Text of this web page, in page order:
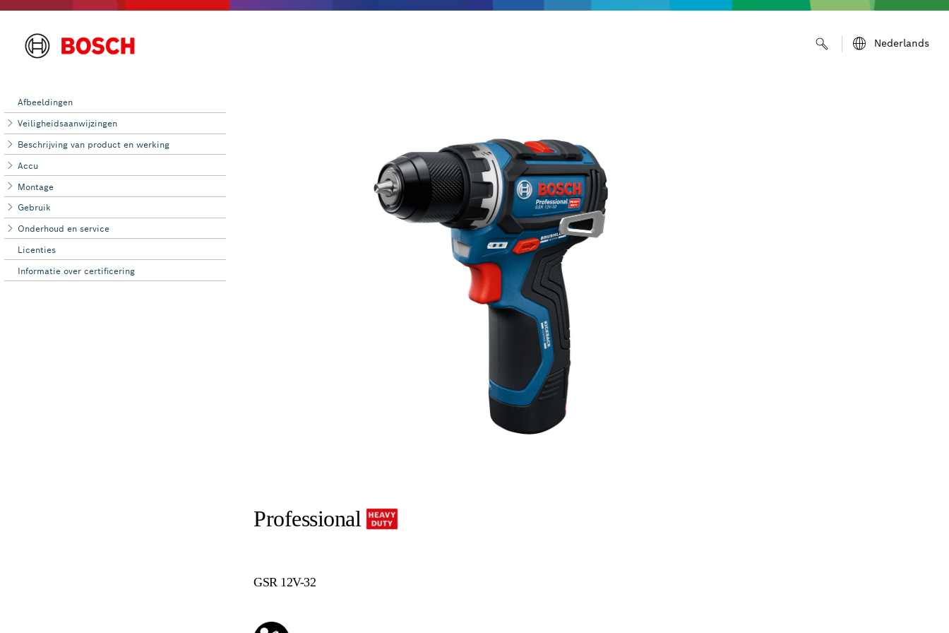
Nederlands
Afbeeldingen
Veiligheidsaanwijzingen
Beschrijving van product en werking
Accu
Montage
Gebruik
Onderhoud en ‌service
Licenties
Informatie over certificering